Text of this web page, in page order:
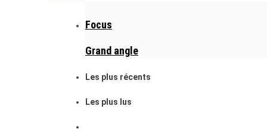
Focus
Grand angle
Les plus récents
Les plus lus